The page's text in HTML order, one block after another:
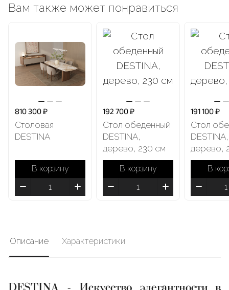
Вам также может понравиться
810 300 ₽
Столовая
DESTINA
В корзину
192 700 ₽
Стол обеденный
DESTINA,
дерево, 230 cм
В корзину
191 100 ₽
Стол
DESTINA,
дерево,
В
Описание Характеристики